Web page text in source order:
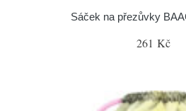
Sáček na přezůvky
261 Kč